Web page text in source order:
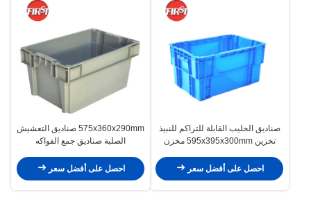
صناديق الحليب القابلة للتراكم للنبيذ
تخزين 595x395x300mm مخزن
احصل على أفضل سعر
575x360x290mm صناديق التعشيش
الصلبة صناديق جمع الفواكه
احصل على أفضل سعر